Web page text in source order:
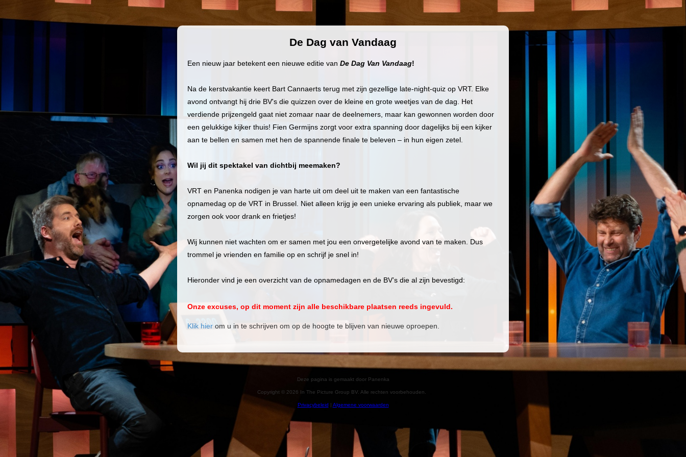
De Dag van Vandaag
Een nieuw jaar betekent een nieuwe editie van De Dag Van Vandaag!
Na de kerstvakantie keert Bart Cannaerts terug met zijn gezellige late-night-quiz op VRT. Elke
avond ontvangt hij drie BV's die quizzen over de kleine en grote weetjes van de dag. Het
verdiende prijzengeld gaat niet zomaar naar de deelnemers, maar kan gewonnen worden door
een gelukkige kijker thuis! Fien Germijns zorgt voor extra spanning door dagelijks bij een kijker
aan te bellen en samen met hen de spannende finale te beleven – in hun eigen zetel.
Wil jij dit spektakel van dichtbij meemaken?
VRT en Panenka nodigen je van harte uit om deel uit te maken van een fantastische
opnamedag op de VRT in Brussel. Niet alleen krijg je een unieke ervaring als publiek, maar we
zorgen ook voor drank en frietjes!
Wij kunnen niet wachten om er samen met jou een onvergetelijke avond van te maken. Dus
trommel je vrienden en familie op en schrijf je snel in!
Hieronder vind je een overzicht van de opnamedagen en de BV’s die al zijn bevestigd:
Deze pagina is gemaakt door Panenka
Copyright © 2026 In The Picture Group BV. Alle rechten voorbehouden.
Privacybeleid Algemene voorwaarden